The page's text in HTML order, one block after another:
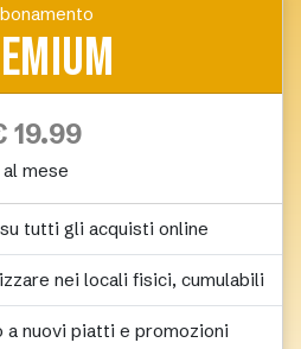
19.99
al mese
tutti gli acquisti online
nei locali fisici, cumulabili
nuovi piatti e promozioni